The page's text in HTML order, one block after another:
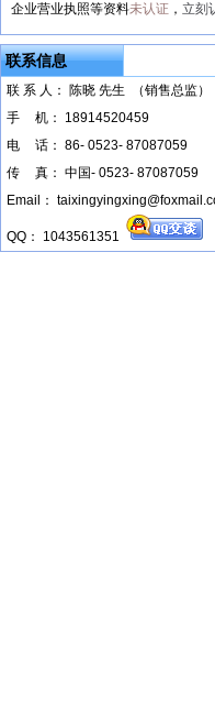
企业营业执照等资料未认证 ， 立刻
联系信息
联 系 人： 陈晓 先生 （销售总监）
手
机： 18914520459
电
话： 86- 0523- 87087059
传
真： 中国- 0523- 87087059
Email：
QQ： 1043561351